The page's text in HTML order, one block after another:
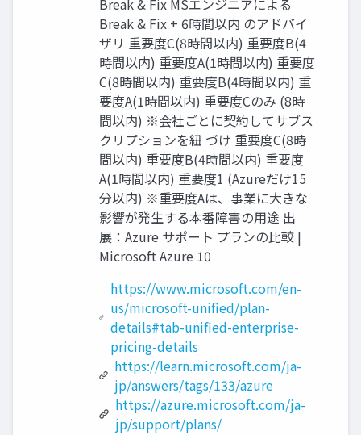
Break & Fix MSエンジニアによる
Break & Fix + 6時間以内 のアドバイ
ザリ 重要度C(8時間以内) 重要度B(4
時間以内) 重要度A(1時間以内) 重要度
C(8時間以内) 重要度B(4時間以内) 重
要度A(1時間以内) 重要度Cのみ (8時
間以内) ※会社ごとに契約してサブス
クリプションを紐 づけ 重要度C(8時
間以内) 重要度B(4時間以内) 重要度
A(1時間以内) 重要度1 (Azureだけ15
分以内) ※重要度Aは、事業に大きな
影響が発生する本番障害の用途 出
展：Azure サポート プランの比較 |
Microsoft Azure 10
https://www.microsoft.com/en-
us/microsoft-unified/plan-
details#tab-unified-enterprise-
pricing-details
https://learn.microsoft.com/ja-
jp/answers/tags/133/azure
https://azure.microsoft.com/ja-
jp/support/plans/